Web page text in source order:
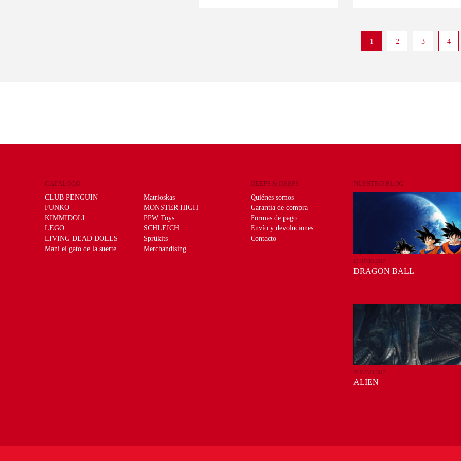
1 2 3 4
CATÁLOGO
CLUB PENGUIN
FUNKO
KIMMIDOLL
LEGO
LIVING DEAD DOLLS
Mani el gato de la suerte
Matrioskas
MONSTER HIGH
PPW Toys
SCHLEICH
Sprükits
Merchandising
DEEPS & DEEPS
Quiénes somos
Garantía de compra
Formas de pago
Envío y devoluciones
Contacto
NUESTRO BLOG
13 JUNIO 2017
DRAGON BALL
25 MAYO 2017
ALIEN